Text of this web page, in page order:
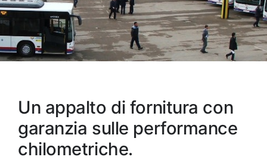
Un appalto di fornitura con
garanzia sulle performance
chilometriche.